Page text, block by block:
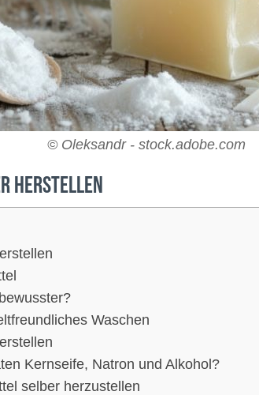
© Oleksandr - stock.adobe.com
herstellen
Waschen
Kernseife, Natron und Alkohol?
selber herzustellen